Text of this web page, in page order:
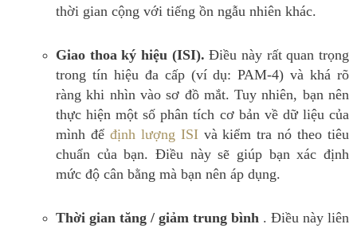
thời gian cộng với tiếng ồn ngẫu nhiên khác.
Giao thoa ký hiệu (ISI).Điều này rất quan trọng
trong tín hiệu đa cấp (ví dụ: PAM-4) và khá rõ
ràng khi nhìn vào sơ đồ mắt.Tuy nhiên, bạn nên
thực hiện một số phân tích cơ bản về dữ liệu của
mình để định lượng ISIvà kiểm tra nó theo tiêu
chuẩn của bạn. Điều này sẽ giúp bạn xác định
mức độ cân bằng mà bạn nên áp dụng.
Thời gian tăng / giảm trung bình . Điều này liên